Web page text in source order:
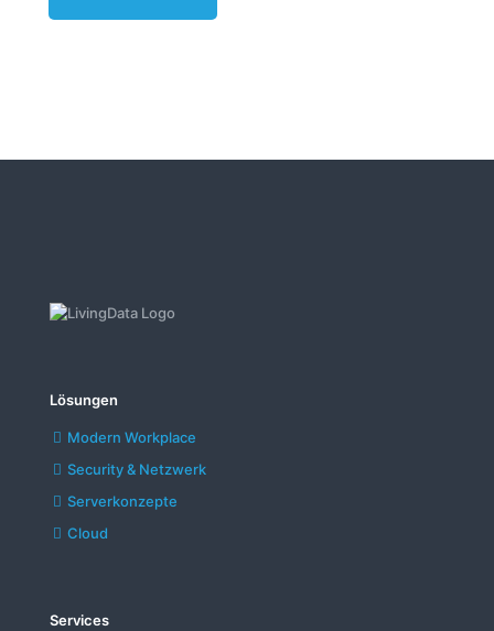
Lösungen
Modern Workplace
Security & Netzwerk
Serverkonzepte
Cloud
Services